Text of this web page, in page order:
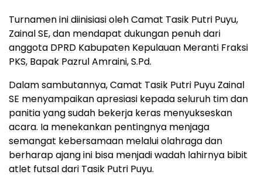
Turnamen ini diinisiasi oleh Camat Tasik Putri Puyu,
Zainal SE, dan mendapat dukungan penuh dari
anggota DPRD Kabupaten Kepulauan Meranti Fraksi
PKS, Bapak Pazrul Amraini, S.Pd.
Dalam sambutannya, Camat Tasik Putri Puyu Zainal
SE menyampaikan apresiasi kepada seluruh tim dan
panitia yang sudah bekerja keras menyukseskan
acara. Ia menekankan pentingnya menjaga
semangat kebersamaan melalui olahraga dan
berharap ajang ini bisa menjadi wadah lahirnya bibit
atlet futsal dari Tasik Putri Puyu.